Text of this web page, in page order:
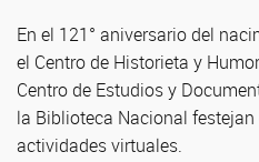
En el 121° aniversario del
el Centro de Historieta y
Centro de Estudios y
la Biblioteca Nacional
actividades virtuales.